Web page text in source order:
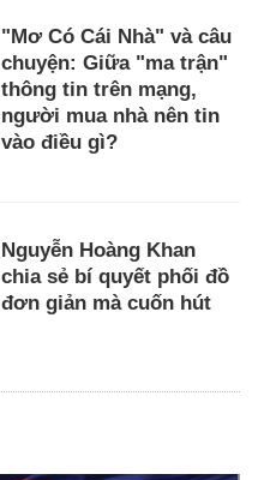
"Mơ Có Cái Nhà" và câu
chuyện: Giữa "ma trận"
thông tin trên mạng,
người mua nhà nên tin
vào điều gì?
Nguyễn Hoàng Khan
chia sẻ bí quyết phối đồ
đơn giản mà cuốn hút